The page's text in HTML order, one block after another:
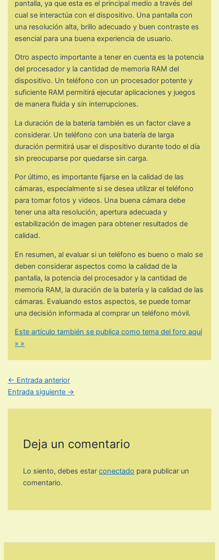
pantalla, ya que esta es el principal medio a través del
cual se interactúa con el dispositivo. Una pantalla con
una resolución alta, brillo adecuado y buen contraste es
esencial para una buena experiencia de usuario.
Otro aspecto importante a tener en cuenta es la potencia
del procesador y la cantidad de memoria RAM del
dispositivo. Un teléfono con un procesador potente y
suficiente RAM permitirá ejecutar aplicaciones y juegos
de manera fluida y sin interrupciones.
La duración de la batería también es un factor clave a
considerar. Un teléfono con una batería de larga
duración permitirá usar el dispositivo durante todo el día
sin preocuparse por quedarse sin carga.
Por último, es importante fijarse en la calidad de las
cámaras, especialmente si se desea utilizar el teléfono
para tomar fotos y videos. Una buena cámara debe
tener una alta resolución, apertura adecuada y
estabilización de imagen para obtener resultados de
calidad.
En resumen, al evaluar si un teléfono es bueno o malo se
deben considerar aspectos como la calidad de la
pantalla, la potencia del procesador y la cantidad de
memoria RAM, la duración de la batería y la calidad de las
cámaras. Evaluando estos aspectos, se puede tomar
una decisión informada al comprar un teléfono móvil.
Este artículo también se publica como tema del foro aquí
» »
← Entrada anterior
Entrada siguiente →
Deja un comentario
Lo siento, debes estarconectado para publicar un
comentario.